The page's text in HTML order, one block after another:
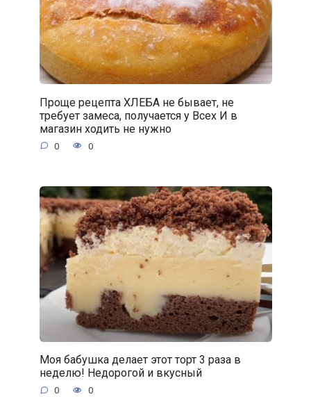
Проще рецепта ХЛЕБА не бывает, не
требует замеса, получается у Всех И в
магазин ходить не нужно
0 0
Моя бабушка делает этот торт 3 раза в
неделю! Недорогой и вкусный
0 0